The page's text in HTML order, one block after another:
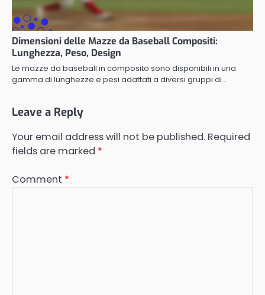
Dimensioni delle Mazze da Baseball Compositi:
Lunghezza, Peso, Design
Le mazze da baseball in composito sono disponibili in una
gamma di lunghezze e pesi adattati a diversi gruppi di…
Leave a Reply
Your email address will not be published. Required
fields are marked *
Comment *